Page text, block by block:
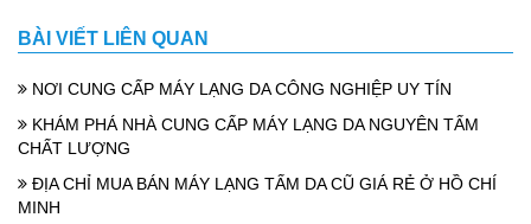
BÀI VIẾT LIÊN QUAN
NƠI CUNG CẤP MÁY LẠNG DA CÔNG NGHIỆP UY TÍN
KHÁM PHÁ NHÀ CUNG CẤP MÁY LẠNG DA NGUYÊN TẤM
CHẤT LƯỢNG
ĐỊA CHỈ MUA BÁN MÁY LẠNG TẤM DA CŨ GIÁ RẺ Ở HỒ CHÍ
MINH